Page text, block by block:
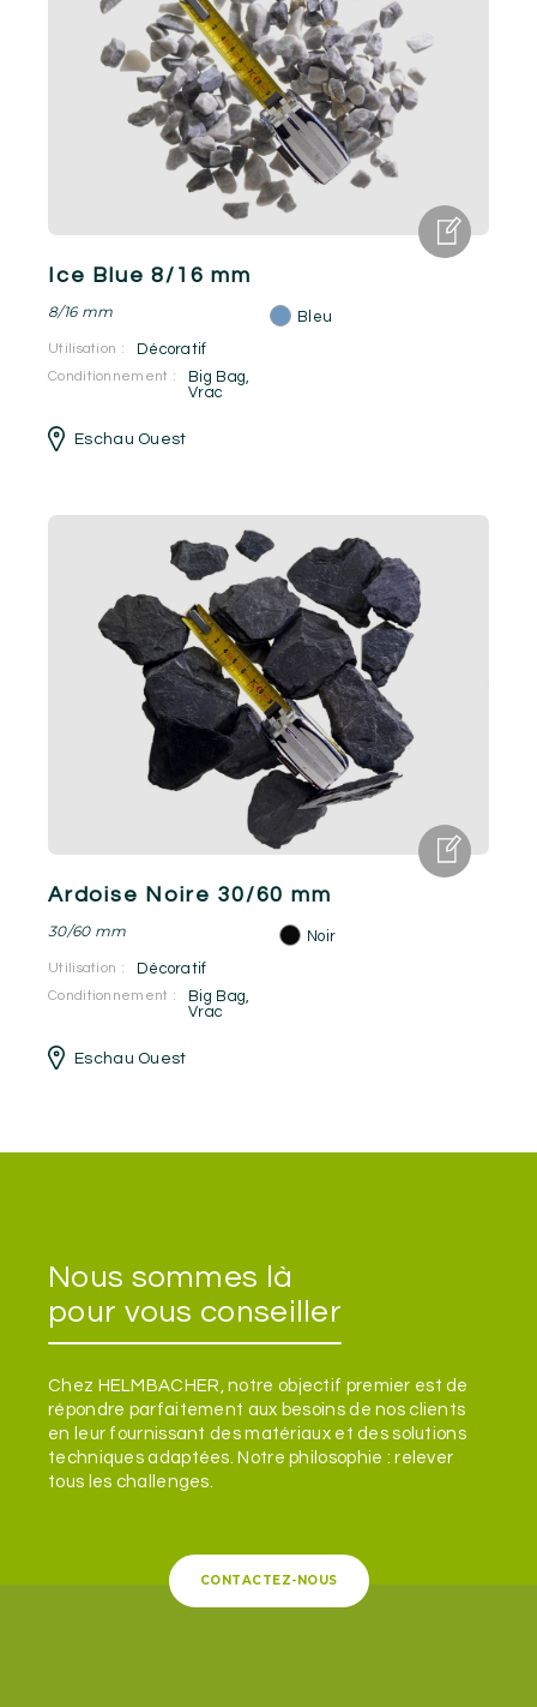
Ice Blue 8/16 mm
8/16 mm Bleu
Utilisation : Décoratif
Conditionnement : Big Bag,
Vrac
Eschau Ouest
Ardoise Noire 30/60 mm
30/60 mm Noir
Utilisation : Décoratif
Conditionnement : Big Bag,
Vrac
Eschau Ouest
Nous sommes là
pour vous conseiller
Chez HELMBACHER, notre objectif premier est de
répondre parfaitement aux besoins de nos clients
en leur fournissant des matériaux et des solutions
techniques adaptées. Notre philosophie : relever
tous les challenges.
CONTACTEZ-NOUS